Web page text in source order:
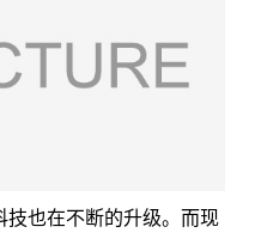
也在不断的升级。而现